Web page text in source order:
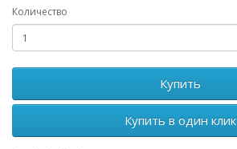
Количество
Купить
Купить в один клик